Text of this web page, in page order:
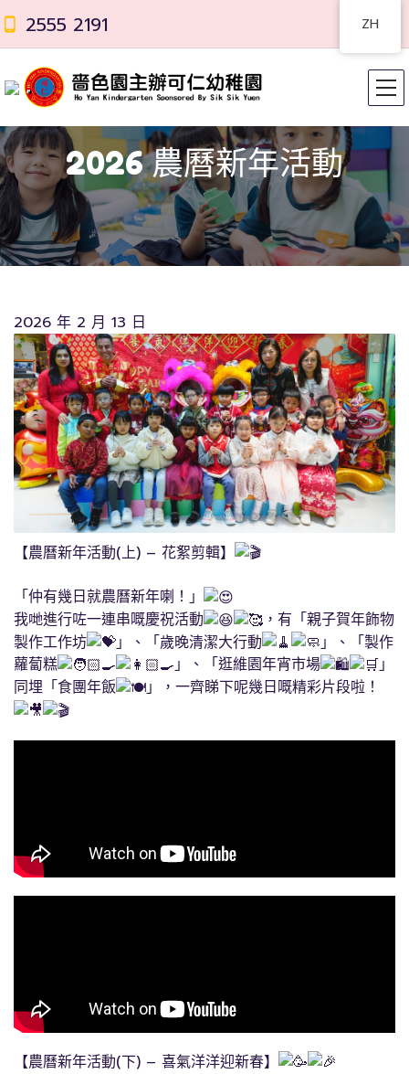
2555 2191
2026 農曆新年活動
2026 年 2 月 13 日
【農曆新年活動(上) – 花絮剪輯】​
「仲有幾日就農曆新年喇！」
我哋進行咗一連串嘅慶祝活動
，有「親子賀年飾物
製作工作坊
」、「歲晚清潔大行動
」、「製作
蘿蔔糕
」、「逛維園年宵市場
」
同埋「食團年飯
」，一齊睇下呢幾日嘅精彩片段啦！​​
【農曆新年活動(下) – 喜氣洋洋迎新春】
ZH